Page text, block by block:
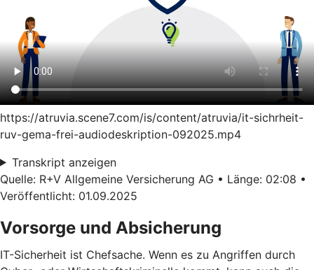
https://atruvia.scene7.com/is/content/atruvia/it-sichrheit-
ruv-gema-frei-audiodeskription-092025.mp4
Transkript anzeigen
Quelle: R+V Allgemeine Versicherung AG • Länge: 02:08 •
Veröffentlicht: 01.09.2025
Vorsorge und Absicherung
IT-Sicherheit ist Chefsache. Wenn es zu Angriffen durch